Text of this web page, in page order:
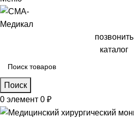
позвонить
каталог
Поиск
0 элемент 0 ₽